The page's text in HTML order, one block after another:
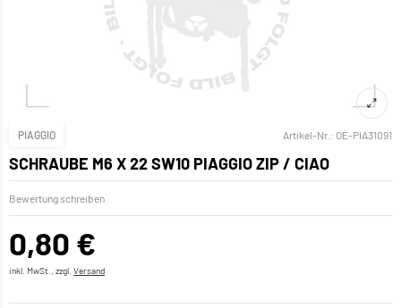
PIAGGIO Artikel-Nr.: OE-PIA31091
SCHRAUBE M6 X 22 SW10 PIAGGIO ZIP / CIAO
Bewertung schreiben
0,80 €
inkl. MwSt., zzgl. Versand